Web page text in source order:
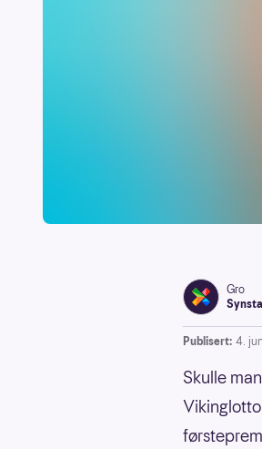
Gro
Publisert: 4.
Skulle